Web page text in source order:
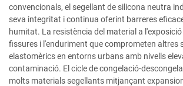
convencionals, el segellant de silicona neutra
seva integritat i continua oferint barreres
humitat. La resistència del material a
fissures i l'enduriment que comprometen altres
elastomèrics en entorns urbans amb nivells
contaminació. El cicle de congelació-
molts materials segellants mitjançant